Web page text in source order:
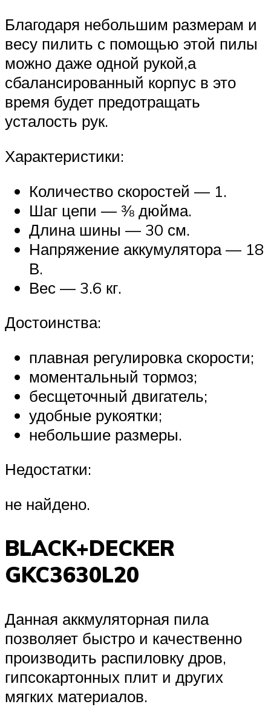
Благодаря небольшим размерам и
весу пилить с помощью этой пилы
можно даже одной рукой,а
сбалансированный корпус в это
время будет предотращать
усталость рук.
Характеристики:
Количество скоростей — 1.
Шаг цепи — ⅜ дюйма.
Длина шины — 30 см.
Напряжение аккумулятора — 18
В.
Вес — 3.6 кг.
Достоинства:
плавная регулировка скорости;
моментальный тормоз;
бесщеточный двигатель;
удобные рукоятки;
небольшие размеры.
Недостатки:
не найдено.
BLACK+DECKER
GKC3630L20
Данная аккмуляторная пила
позволяет быстро и качественно
производить распиловку дров,
гипсокартонных плит и других
мягких материалов.